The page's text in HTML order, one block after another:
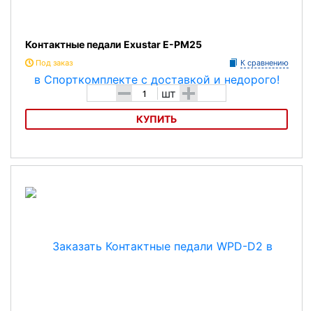
Контактные педали Exustar E-PM25
Под заказ К сравнению
- шт +
КУПИТЬ
Контактные педали Exustar E-PM25